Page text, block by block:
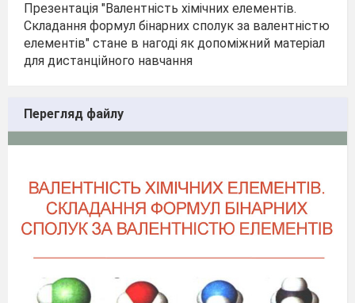
Презентація "Валентність хімічних елементів.
Складання формул бінарних сполук за валентністю
елементів" стане в нагоді як допоміжний матеріал
для дистанційного навчання
Перегляд файлу